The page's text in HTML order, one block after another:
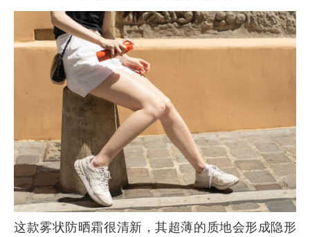
这款雾状防晒霜很清新，其超薄的质地会形成隐形